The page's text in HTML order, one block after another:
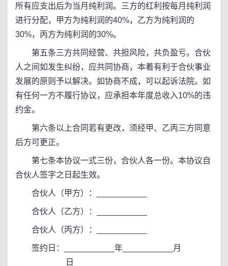
所有应支出后为当月纯利润。三方的红利按每月纯利润
进行分配，甲方为纯利润的40%，乙方为纯利润的
30%，丙方为纯利润的30%。
第五条三方共同经营、共担风险，共负盈亏。合伙
人之间如发生纠纷，应共同协商，本着有利于合伙事业
发展的原则予以解决。如协商不成，可以起诉法院。如
有任何一方不履行协议，应承担本年度总收入10%的违
约金。
第六条以上合同若有更改，须经甲、乙丙三方同意
后方可更正。
第七条本协议一式三份，合伙人各一份。本协议自
合伙人签字之日起生效。
合伙人（甲方）：___________
合伙人（乙方）：___________
合伙人（丙方）：___________
签约日：___________年___________月
___________日